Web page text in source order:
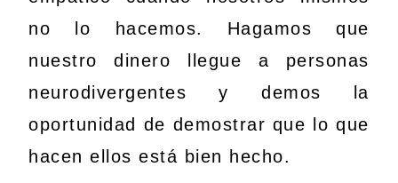
no lo hacemos. Hagamos que
nuestro dinero llegue a personas
neurodivergentes y demos la
oportunidad de demostrar que lo que
hacen ellos está bien hecho.